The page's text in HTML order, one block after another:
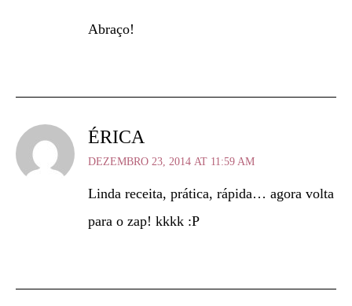
Abraço!
ÉRICA
DEZEMBRO 23, 2014 AT 11:59 AM
Linda receita, prática, rápida… agora volta
para o zap! kkkk :P